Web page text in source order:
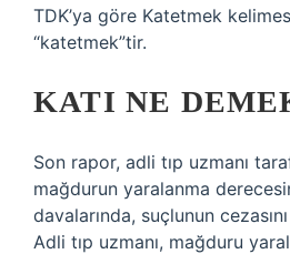
TDK’ya göre Katetmek
“katetmek”tir.
KATI NE
Son rapor, adli tıp uzmanı
mağdurun yaralanma
davalarında, suçlunun
Adli tıp uzmanı, mağduru